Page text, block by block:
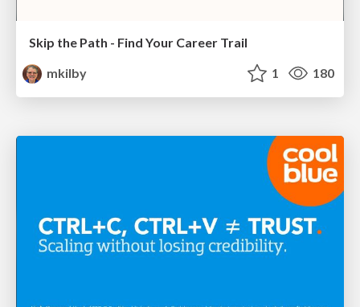
Skip the Path - Find Your Career Trail
mkilby
1 180